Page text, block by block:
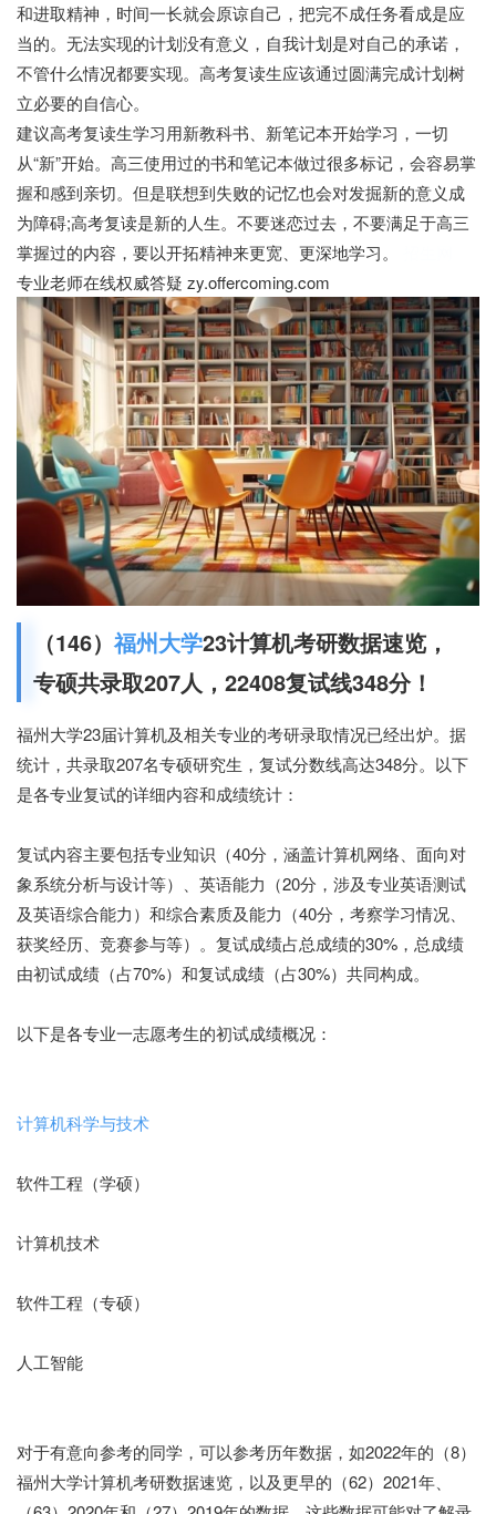
和进取精神，时间一长就会原谅自己，把完不成任务看成是应
当的。无法实现的计划没有意义，自我计划是对自己的承诺，
不管什么情况都要实现。高考复读生应该通过圆满完成计划树
立必要的自信心。
建议高考复读生学习用新教科书、新笔记本开始学习，一切
从“新”开始。高三使用过的书和笔记本做过很多标记，会容易掌
握和感到亲切。但是联想到失败的记忆也会对发掘新的意义成
为障碍;高考复读是新的人生。不要迷恋过去，不要满足于高三
掌握过的内容，要以开拓精神来更宽、更深地学习。
专业老师在线权威答疑 zy.offercoming.com
（146）福州大学23计算机考研数据速览，
专硕共录取207人，22408复试线348分！
福州大学23届计算机及相关专业的考研录取情况已经出炉。据
统计，共录取207名专硕研究生，复试分数线高达348分。以下
是各专业复试的详细内容和成绩统计：
复试内容主要包括专业知识（40分，涵盖计算机网络、面向对
象系统分析与设计等）、英语能力（20分，涉及专业英语测试
及英语综合能力）和综合素质及能力（40分，考察学习情况、
获奖经历、竞赛参与等）。复试成绩占总成绩的30%，总成绩
由初试成绩（占70%）和复试成绩（占30%）共同构成。
以下是各专业一志愿考生的初试成绩概况：
计算机科学与技术
软件工程（学硕）
计算机技术
软件工程（专硕）
人工智能
对于有意向参考的同学，可以参考历年数据，如2022年的（8）
福州大学计算机考研数据速览，以及更早的（62）2021年、